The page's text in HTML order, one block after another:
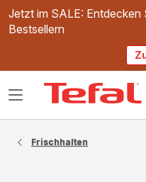
Jetzt im SALE:
Bestsellern
Das
Frischhalten